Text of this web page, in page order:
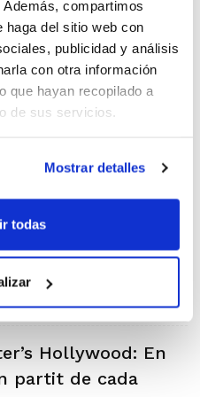
compartimos
haga del sitio web con
publicidad y análisis
con otra información
que hayan recopilado a
de sus servicios.
Mostrar detalles
todas
1a DF:
d'organització Fase
Hollywood: Pilar
Hollywood: En
partit de cada